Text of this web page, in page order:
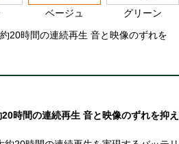
ベージュ
グリーン
20時間の連続再生 音と映像のずれを
時間の連続再生 音と映像のずれを抑え